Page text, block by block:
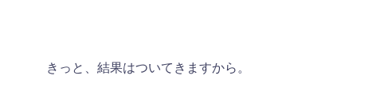
きっと、結果はついてきますから。